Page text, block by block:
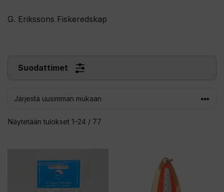
G. Erikssons Fiskeredskap
Suodattimet
Näytetään tulokset 1–24 / 77